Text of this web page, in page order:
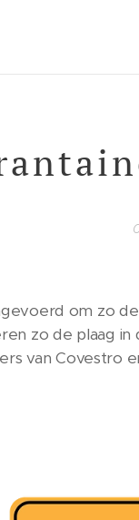
om zo
zo de plaag
van Covestro